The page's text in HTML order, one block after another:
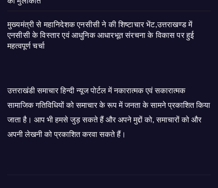
मुख्यमंत्री से महानिदेशक एनसीसी ने की शिष्टाचार भेंट,उत्तराखण्ड में
एनसीसी के विस्तार एवं आधुनिक आधारभूत संरचना के विकास पर हुई
महत्वपूर्ण चर्चा
उत्तराखंडी समाचार हिन्दी न्यूज पोर्टल में नकारात्मक एवं सकारात्मक
सामाजिक गतिविधियों को समाचार के रूप में जनता के सामने प्रकाशित किया
जाता है। आप भी हमसे जुड़ सकते हैं और अपने मुद्दों को, समाचारों को और
अपनी लेखनी को प्रकाशित करवा सकते हैं।